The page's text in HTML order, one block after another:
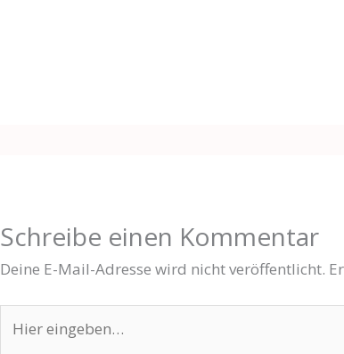
Schreibe einen Kommentar
Deine E-Mail-Adresse wird nicht veröffentlicht.
eingeben…